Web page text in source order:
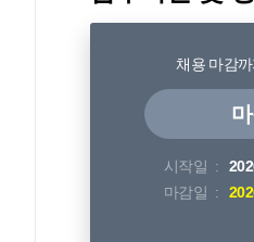
채용 마감
시작일
마감일